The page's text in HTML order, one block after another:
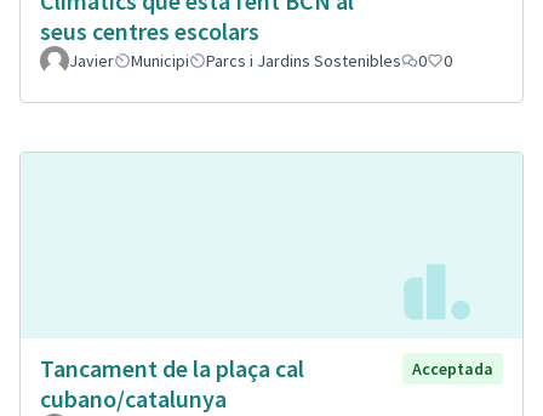
seus centres escolars
Javier Municipi Parcs i Jardins Sostenibles 0 0
Tancament de la plaça cal
cubano/catalunya
Acceptada